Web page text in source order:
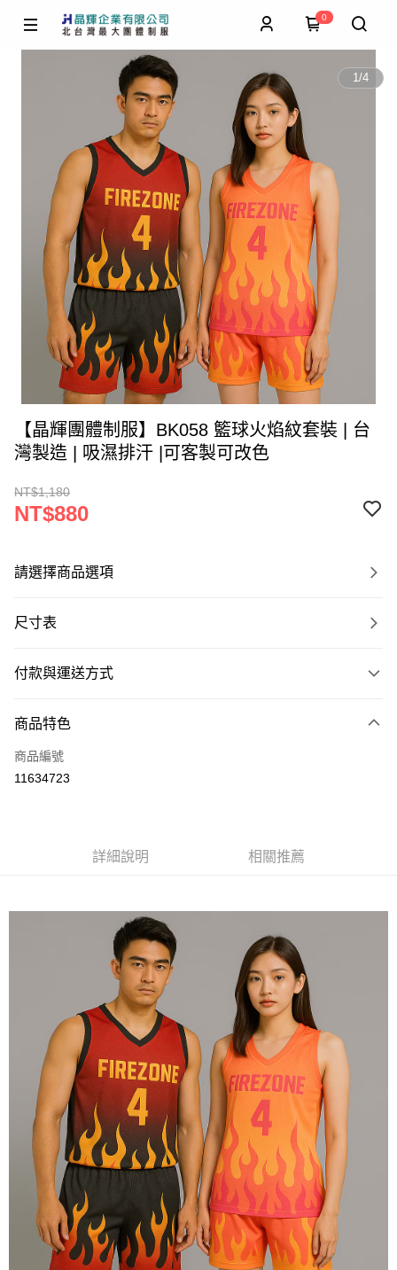
0
1/4
【晶輝團體制服】BK058 籃球火焰紋套裝 | 台
灣製造 | 吸濕排汗 |可客製可改色
NT$1,180
NT$880
請選擇商品選項
尺寸表
付款與運送方式
信用卡一次付款
運送方式
商品特色
商品編號
11634723
詳細說明 相關推薦